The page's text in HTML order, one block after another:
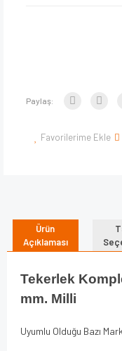
Paylaş:
Favorilerime Ekle
Ürün
Açıklaması
Tekerlek
mm. Milli
Uyumlu Olduğu Bazı